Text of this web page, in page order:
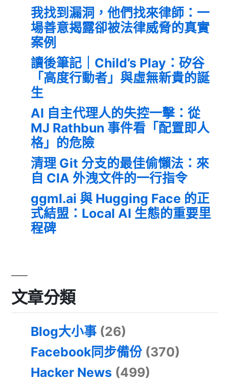
我找到漏洞，他們找來律師：一
場善意揭露卻被法律威脅的真實
案例
讀後筆記｜Child’s Play：矽谷
「高度行動者」與虛無新貴的誕
生
AI 自主代理人的失控一擊：從
MJ Rathbun 事件看「配置即人
格」的危險
清理 Git 分支的最佳偷懶法：來
自 CIA 外洩文件的一行指令
ggml.ai 與 Hugging Face 的正
式結盟：Local AI 生態的重要里
程碑
文章分類
Blog大小事 (26)
Facebook同步備份 (370)
Hacker News (499)